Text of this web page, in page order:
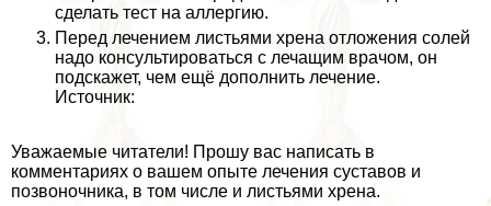
сделать тест на аллергию.
Перед лечением листьями хрена отложения солей
надо консультироваться с лечащим врачом, он
подскажет, чем ещё дополнить лечение.
Источник:
Уважаемые читатели! Прошу вас написать в
комментариях о вашем опыте лечения суставов и
позвоночника, в том числе и листьями хрена.